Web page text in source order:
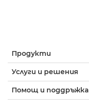
Продукти
Услуги и решения
Помощ и поддръжка